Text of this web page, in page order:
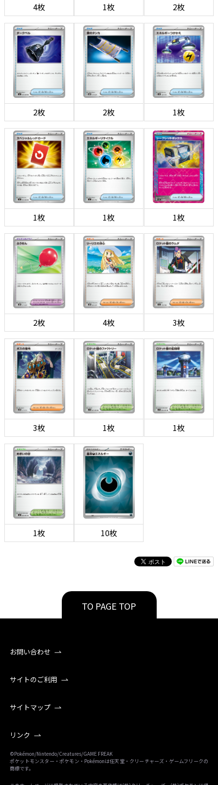
4枚 1枚 2枚
2枚 2枚 1枚
1枚 1枚 1枚
2枚 4枚 3枚
3枚 1枚 1枚
1枚 10枚
TO PAGE TOP
お問い合わせ
サイトのご利用
サイトマップ
リンク
©Pokémon/Nintendo/Creatures/GAME FREAK
ポケットモンスター・ポケモン・Pokémonは任天堂・クリーチャーズ・ゲームフリークの
商標です。